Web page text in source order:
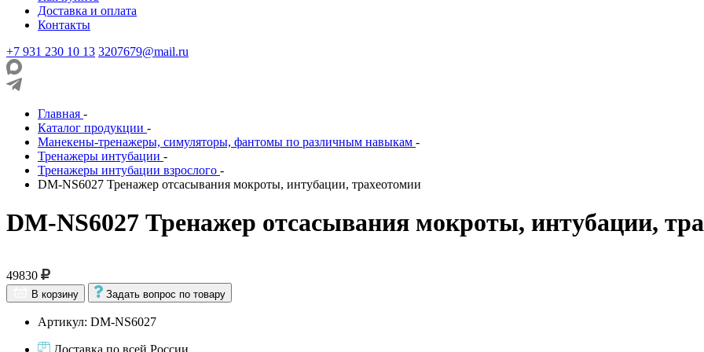
Доставка и оплата
Контакты
+7 931 230 10 13 3207679@mail.ru
Главная -
Каталог продукции -
Манекены-тренажеры, симуляторы, фантомы по различным навыкам -
Тренажеры интубации -
Тренажеры интубации взрослого -
DM-NS6027 Тренажер отсасывания мокроты, интубации, трахеотомии
DM-NS6027 Тренажер отсасывания мокроты, интубации,
49830
В корзину Задать вопрос по товару
Артикул: DM-NS6027
Доставка по всей России